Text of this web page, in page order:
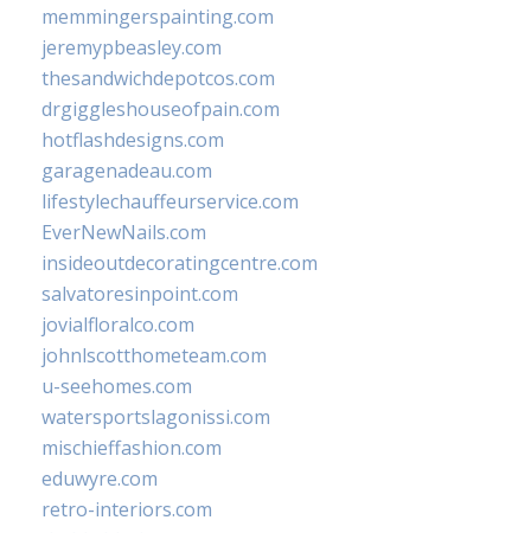
memmingerspainting.com
jeremypbeasley.com
thesandwichdepotcos.com
drgiggleshouseofpain.com
hotflashdesigns.com
garagenadeau.com
lifestylechauffeurservice.com
EverNewNails.com
insideoutdecoratingcentre.com
salvatoresinpoint.com
jovialfloralco.com
johnlscotthometeam.com
u-seehomes.com
watersportslagonissi.com
mischieffashion.com
eduwyre.com
retro-interiors.com